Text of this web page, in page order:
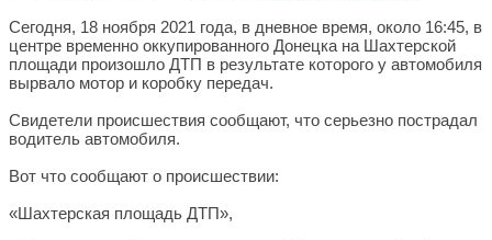
Сегодня, 18 ноября 2021 года, в дневное время, около 16:45, в
центре временно оккупированного Донецка на Шахтерской
площади произошло ДТП в результате которого у автомобиля
вырвало мотор и коробку передач.
Свидетели происшествия сообщают, что серьезно пострадал
водитель автомобиля.
Вот что сообщают о происшествии:
«Шахтерская площадь ДТП»,